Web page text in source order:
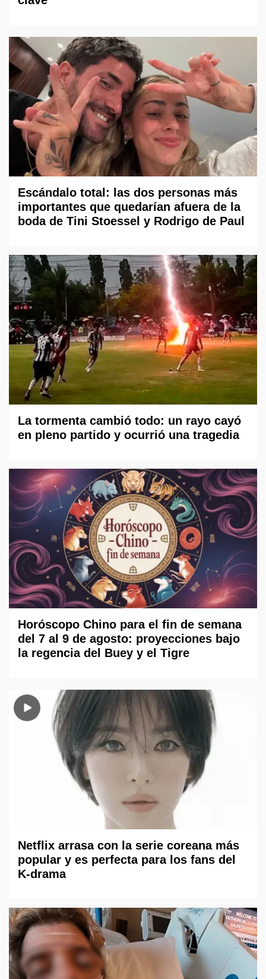
Escándalo total: las dos personas más
importantes que quedarían afuera de la
boda de Tini Stoessel y Rodrigo de Paul
La tormenta cambió todo: un rayo cayó
en pleno partido y ocurrió una tragedia
Horóscopo Chino para el fin de semana
del 7 al 9 de agosto: proyecciones bajo
la regencia del Buey y el Tigre
Netflix arrasa con la serie coreana más
popular y es perfecta para los fans del
K-drama